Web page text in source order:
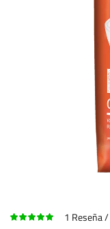
1 Reseña